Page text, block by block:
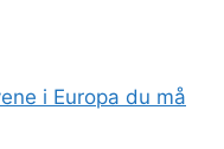
i Europa du må